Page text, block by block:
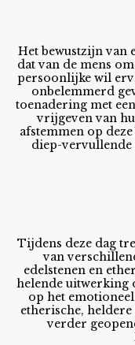
Het bewustzijn van
dat van de mens
persoonlijke wil
onbelemmerd
toenadering met
vrijgeven van
afstemmen op
diep-
Tijdens deze dag
van
edelstenen en
helende uitwerking
op het
etherische,
verder